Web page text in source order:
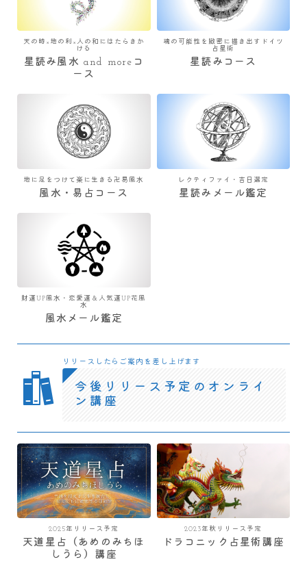
天の時×地の利×人の和にはたらきか
ける
星読み風水 and moreコ
ース
魂の可能性を緻密に描き出すドイツ
占星術
星読みコース
地に足をつけて楽に生きる卍易風水
風水・易占コース
レクティファイ・吉日選定
星読みメール鑑定
財運UP風水・恋愛運＆人気運UP花風
水
風水メール鑑定
リリースしたらご案内を差し上げます
今後リリース予定のオンライ
ン講座
2025年リリース予定
天道星占（あめのみちほ
しうら）講座
2023年秋リリース予定
ドラコニック占星術講座